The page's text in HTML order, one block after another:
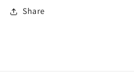
DZX
Share